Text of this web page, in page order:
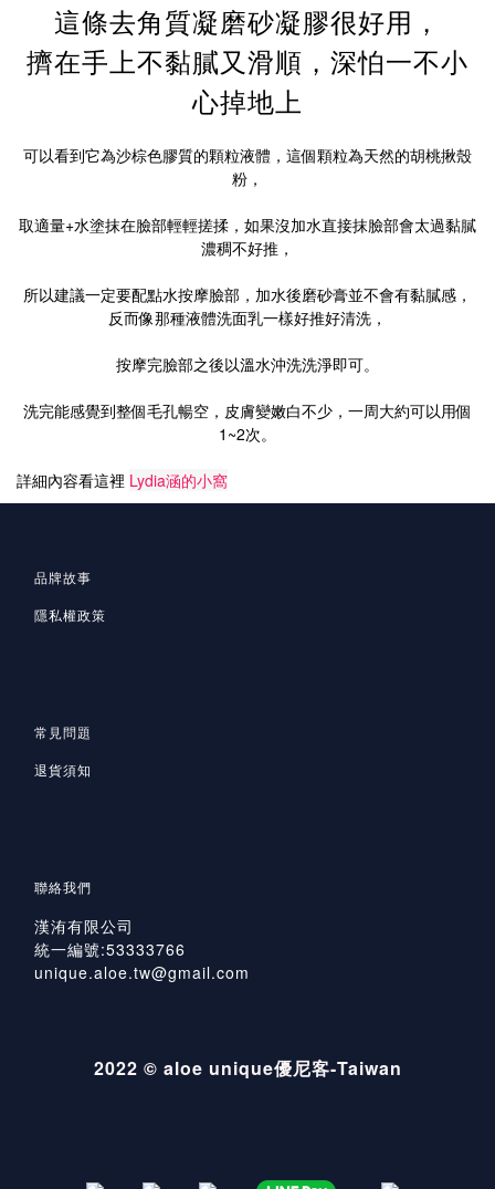
這條去角質凝磨砂凝膠很好用，
擠在手上不黏膩又滑順，深怕一不小
心掉地上
可以看到它為沙棕色膠質的顆粒液體，這個顆粒為天然的胡桃揪殼
粉，
取適量+水塗抹在臉部輕輕搓揉，如果沒加水直接抹臉部會太過黏膩
濃稠不好推，
所以建議一定要配點水按摩臉部，加水後磨砂膏並不會有黏膩感，
反而像那種液體洗面乳一樣好推好清洗，
按摩完臉部之後以溫水沖洗洗淨即可。
洗完能感覺到整個毛孔暢空，皮膚變嫩白不少，一周大約可以用個
1~2次。
詳細內容看這裡 Lydia涵的小窩
品牌故事
隱私權政策
常見問題
退貨須知
聯絡我們
漢洧有限公司
統一編號:53333766
unique.aloe.tw@gmail.com
2022 © aloe unique優尼客-Taiwan